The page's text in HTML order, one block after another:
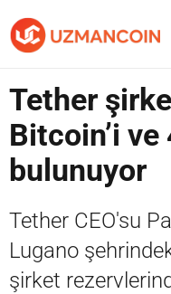
Soru Sor
Contact / İletişim
Tether
Bitcoin’i ve
bulunuyor
Tether CEO'su
Lugano
şirket